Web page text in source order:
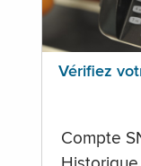
Vérifiez
Compte